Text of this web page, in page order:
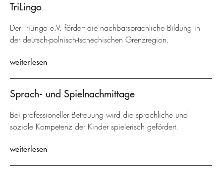
TriLingo
Der TriLingo e.V. fördert die nachbarsprachliche Bildung in
der deutsch-polnisch-tschechischen Grenzregion.
weiterlesen
Sprach- und Spielnachmittage
Bei professioneller Betreuung wird die sprachliche und
soziale Kompetenz der Kinder spielerisch gefördert.
weiterlesen